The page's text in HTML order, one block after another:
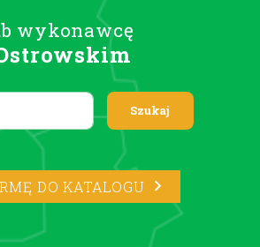
wykonawcę
DO KATALOGU